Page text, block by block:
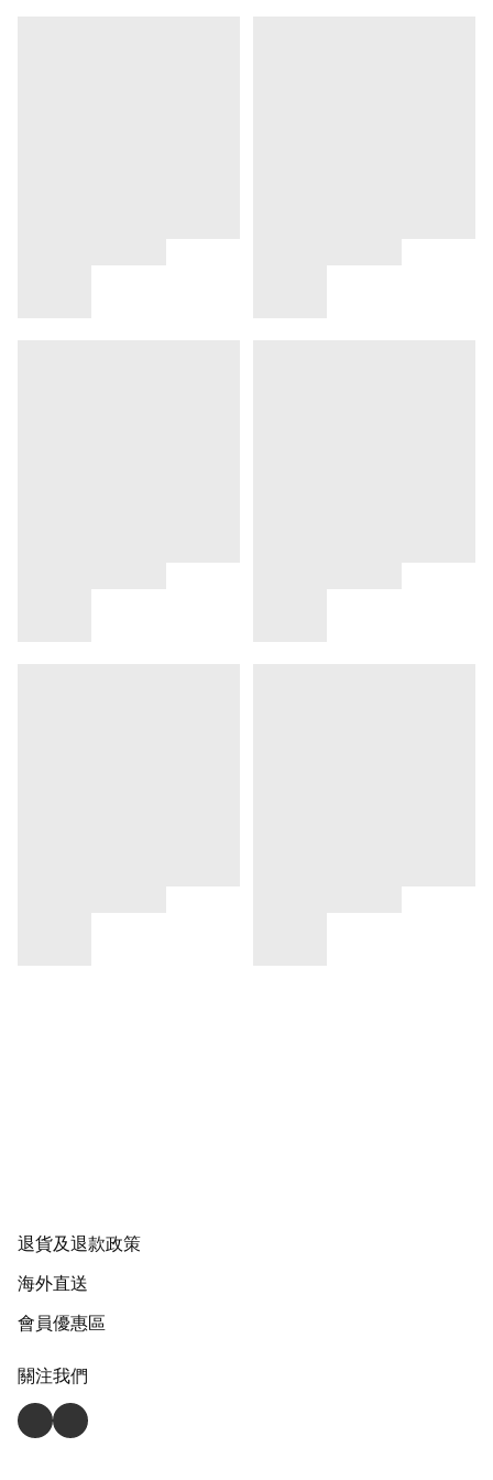
退貨及退款政策
海外直送
會員優惠區
關注我們